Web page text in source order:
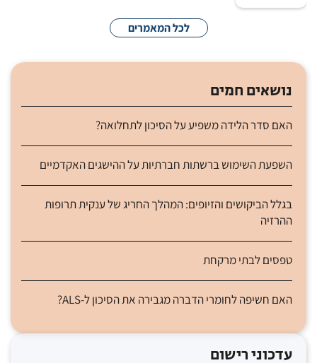
לכל המאמרים
נושאים חמים
האם סדר הלידה משפיע על הסיכון לתחלואה?
השפעת השימוש ברשתות חברתיות על ההישגים האקדמיים
בגלל הביקושים והזיופים: המהלך החריג של ענקית תרופות
ההרזיה
טפסים לבתי מרקחת
האם חשיפה לחומרי הדברה מגבירה את הסיכון ל-ALS?
עדכוני רישום